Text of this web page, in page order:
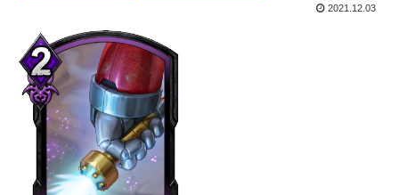
2021.12.03